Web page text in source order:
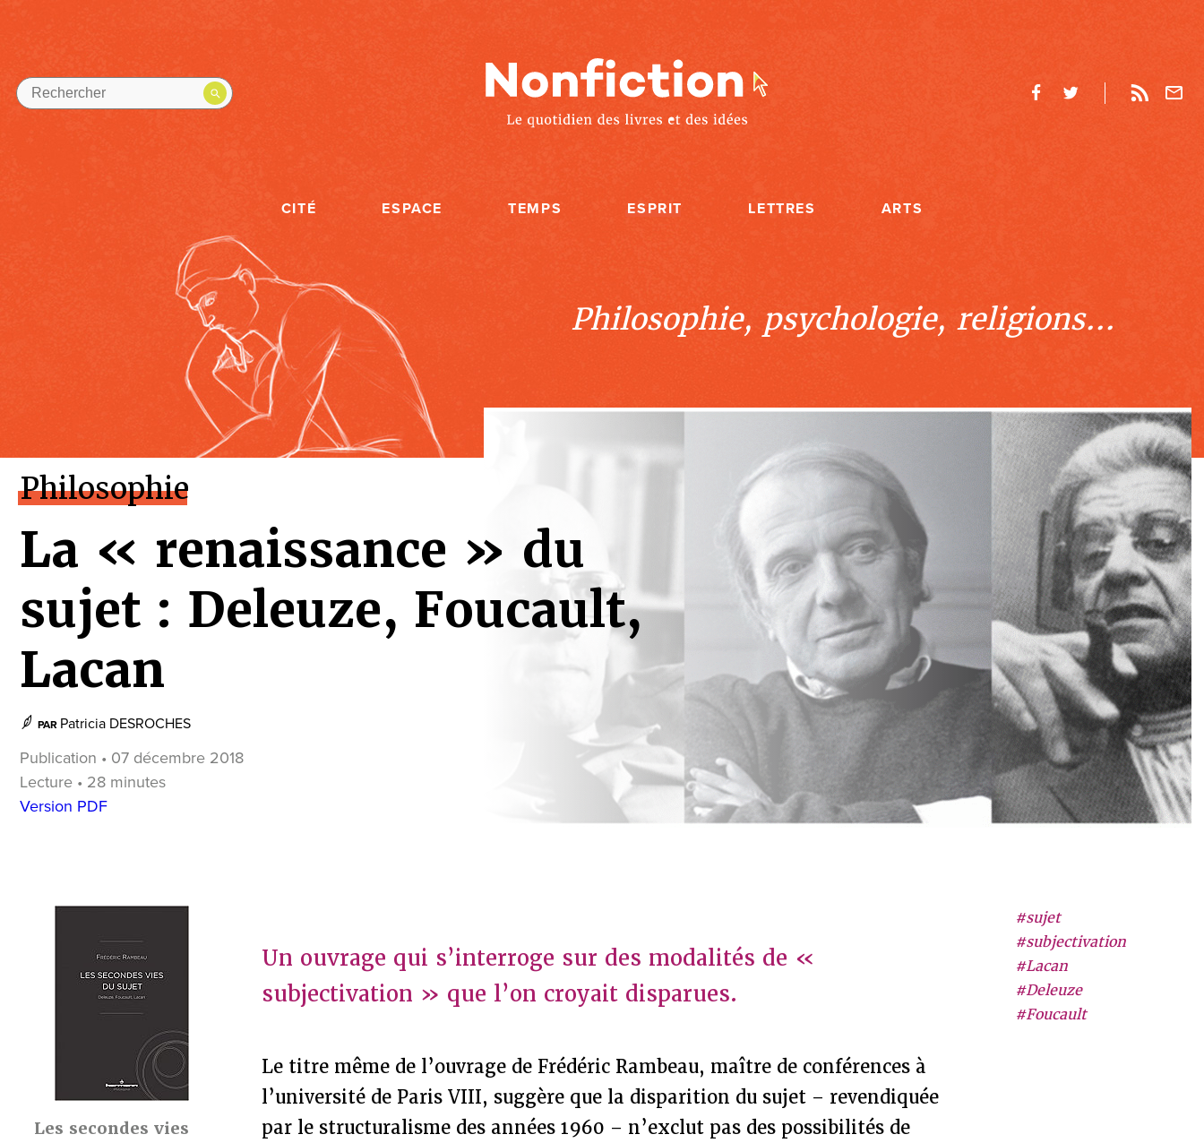
CITÉ ESPACE TEMPS ESPRIT LETTRES ARTS
Philosophie, psychologie, religions...
Philosophie
La « renaissance » du
sujet : Deleuze, Foucault,
Lacan
PAR Patricia DESROCHES
Publication • 07 décembre 2018
Lecture • 28 minutes
Version PDF
Les secondes vies
#sujet
#subjectivation
#Lacan
#Deleuze
#Foucault
Un ouvrage qui s’interroge sur des modalités de «
subjectivation » que l’on croyait disparues.
Le titre même de l’ouvrage de Frédéric Rambeau, maître de conférences à
l’université de Paris VIII, suggère que la disparition du sujet – revendiquée
par le structuralisme des années 1960 – n’exclut pas des possibilités de